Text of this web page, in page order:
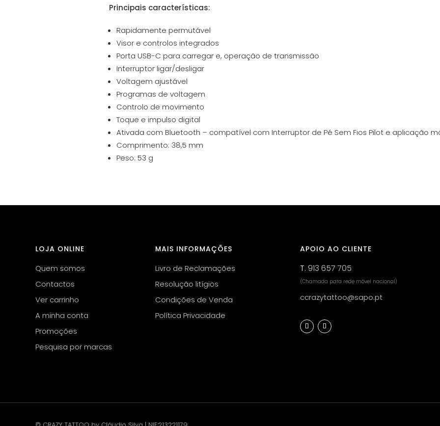
Principais características:
Rapidamente permutável
Visor e controlos integrados
Porta USB-C para carregar e, operação de transmissão
Interruptor ligar/desligar
Voltagem ajustável
Programas de voltagem
Controlo de movimento
Toque e impulso digital
Ativada com Bluetooth – compatível com Interruptor de Pé Sem Fios Pilot e aplicação
Comprimento: 38,5 mm
Peso: 53 g
LOJA ONLINE
Quem somos
Contactos
Ver carrinho
A minha conta
Promoções
Pesquisa por marcas
MAIS INFORMAÇÕES
Livro de Reclamações
Resolução litígios
Condições de Venda
Política Privacidade
APOIO AO CLIENTE
T. 913 657 705
(Chamada para rede móvel nacional)
ccrazytattoo@sapo.pt